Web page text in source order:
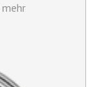
mehr